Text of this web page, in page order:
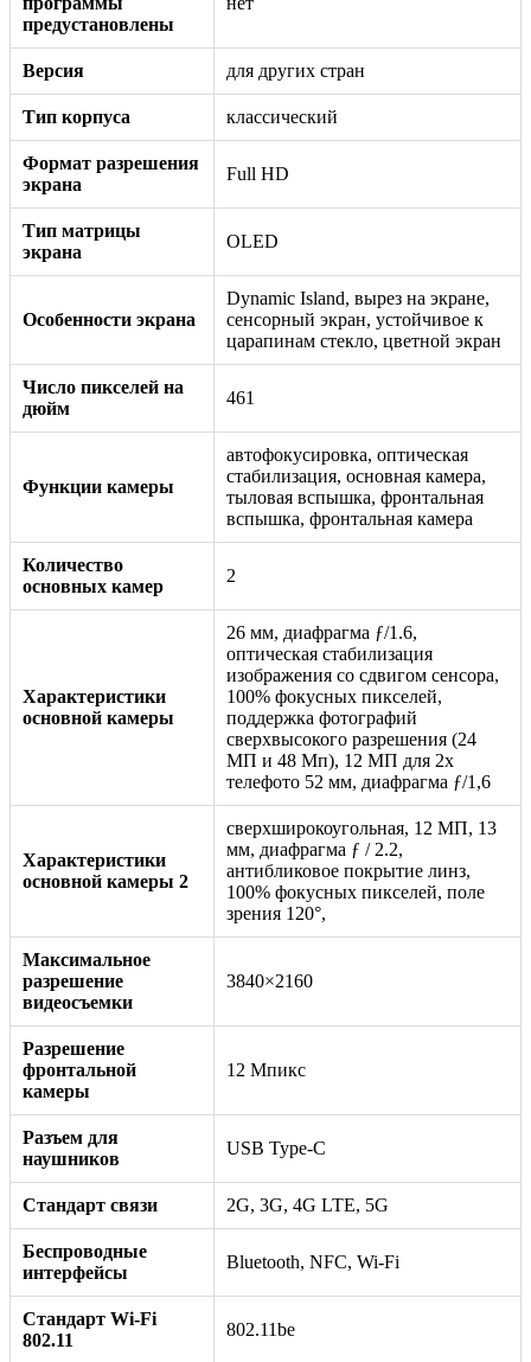
предустановлены
Версия для других стран
Тип корпуса классический
Формат разрешения
экрана
Full HD
Тип матрицы
экрана
OLED
Особенности экрана
Dynamic Island, вырез на экране,
сенсорный экран, устойчивое к
царапинам стекло, цветной экран
Число пикселей на
дюйм
461
Функции камеры
автофокусировка, оптическая
стабилизация, основная камера,
тыловая вспышка, фронтальная
вспышка, фронтальная камера
Количество
основных камер
2
Характеристики
основной камеры
26 мм, диафрагма ƒ/1.6,
оптическая стабилизация
изображения со сдвигом сенсора,
100% фокусных пикселей,
поддержка фотографий
сверхвысокого разрешения (24
МП и 48 Мп), 12 МП для 2x
телефото 52 мм, диафрагма ƒ/1,6
Характеристики
основной камеры 2
сверхширокоугольная, 12 МП, 13
мм, диафрагма ƒ / 2.2,
антибликовое покрытие линз,
100% фокусных пикселей, поле
зрения 120°,
Максимальное
разрешение
видеосъемки
3840×2160
Разрешение
фронтальной
камеры
12 Мпикс
Разъем для
наушников
USB Type-C
Стандарт связи 2G, 3G, 4G LTE, 5G
Беспроводные
интерфейсы
Bluetooth, NFC, Wi-Fi
Стандарт Wi-Fi
802.11
802.11be